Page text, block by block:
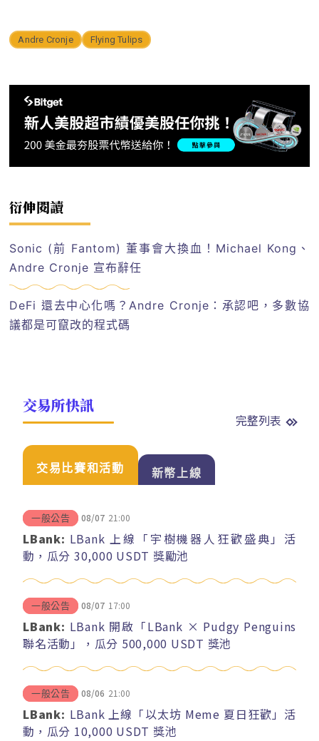
Andre Cronje Flying Tulips
衍伸閱讀
Sonic (前 Fantom) 董事會大換血！Michael Kong、
Andre Cronje 宣布辭任
DeFi 還去中心化嗎？Andre Cronje：承認吧，多數協
議都是可竄改的程式碼
交易所快訊
完整列表
交易比賽和活動 新幣上線
一般公告 08/07 21:00
LBank: LBank 上線「宇樹機器人狂歡盛典」活
動，瓜分 30,000 USDT 獎勵池
一般公告 08/07 17:00
LBank: LBank 開啟「LBank × Pudgy Penguins
聯名活動」，瓜分 500,000 USDT 獎池
一般公告 08/06 21:00
LBank: LBank 上線「以太坊 Meme 夏日狂歡」活
動，瓜分 10,000 USDT 獎池